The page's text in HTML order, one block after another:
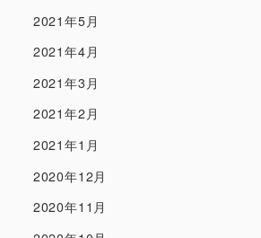
2021年5月
2021年4月
2021年3月
2021年2月
2021年1月
2020年12月
2020年11月